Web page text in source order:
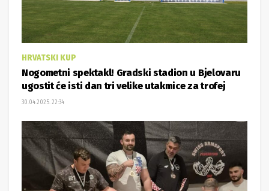
HRVATSKI KUP
Nogometni spektakl! Gradski stadion u Bjelovaru
ugostit će isti dan tri velike utakmice za trofej
30.04.2025. 22:34